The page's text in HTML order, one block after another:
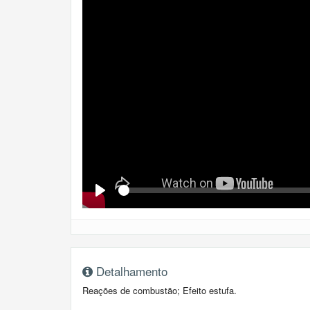
Play
Detalhamento
Reações de combustão; Efeito estufa.